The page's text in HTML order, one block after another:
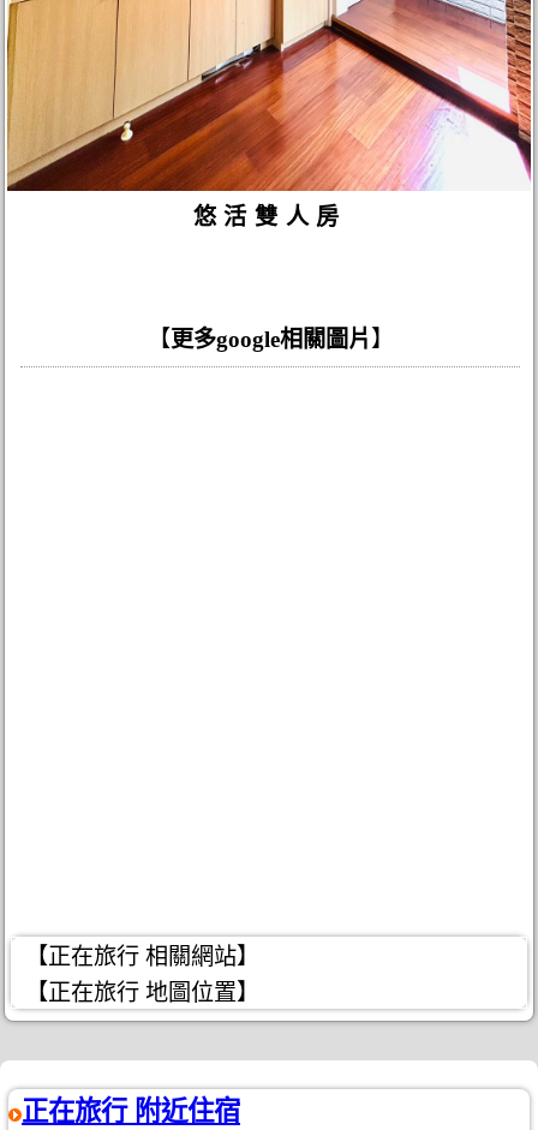
悠活雙人房
【 更多google相關圖片 】
【正在旅行 相關網站】
【正在旅行 地圖位置】
正在旅行 附近住宿